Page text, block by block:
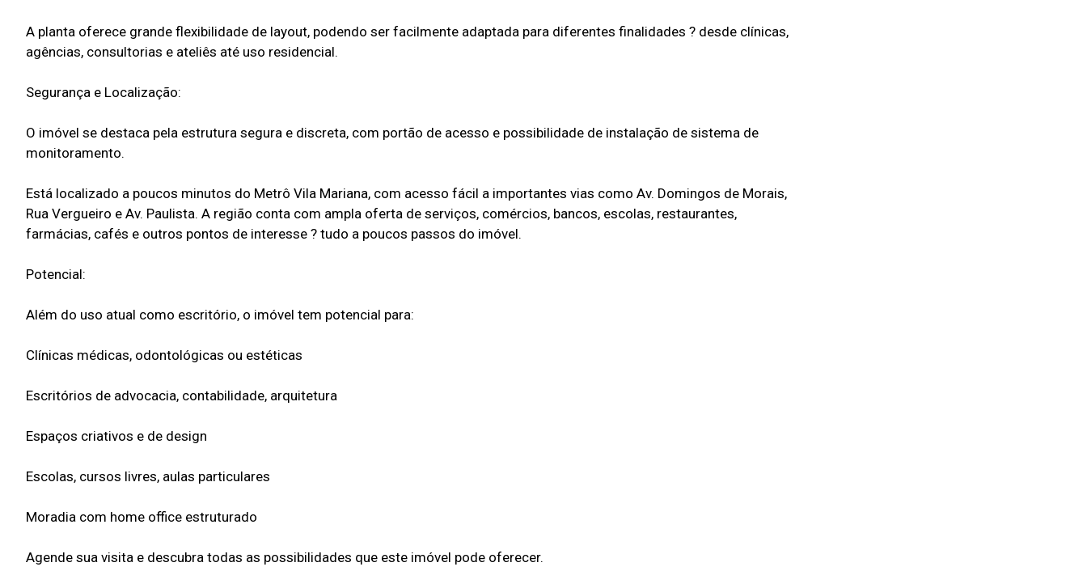
A planta oferece grande flexibilidade de layout, podendo ser facilmente adaptada para diferentes finalidades ? desde clínicas,
agências, consultorias e ateliês até uso residencial.
Segurança e Localização:
O imóvel se destaca pela estrutura segura e discreta, com portão de acesso e possibilidade de instalação de sistema de
monitoramento.
Está localizado a poucos minutos do Metrô Vila Mariana, com acesso fácil a importantes vias como Av. Domingos de Morais,
Rua Vergueiro e Av. Paulista. A região conta com ampla oferta de serviços, comércios, bancos, escolas, restaurantes,
farmácias, cafés e outros pontos de interesse ? tudo a poucos passos do imóvel.
Potencial:
Além do uso atual como escritório, o imóvel tem potencial para:
Clínicas médicas, odontológicas ou estéticas
Escritórios de advocacia, contabilidade, arquitetura
Espaços criativos e de design
Escolas, cursos livres, aulas particulares
Moradia com home office estruturado
Agende sua visita e descubra todas as possibilidades que este imóvel pode oferecer.